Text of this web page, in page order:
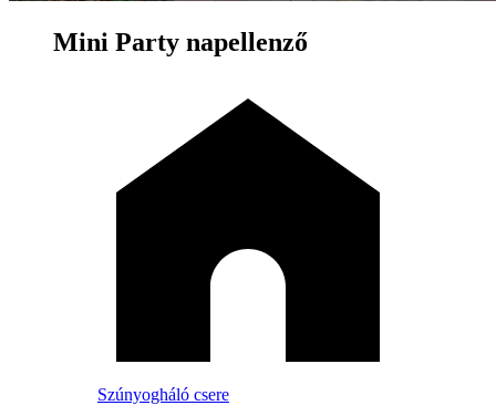
Mini Party napellenző
Szúnyogháló csere